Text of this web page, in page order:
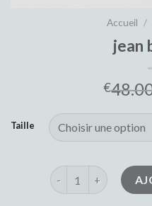
Accueil /
jean
€
Taille
quantité de jean